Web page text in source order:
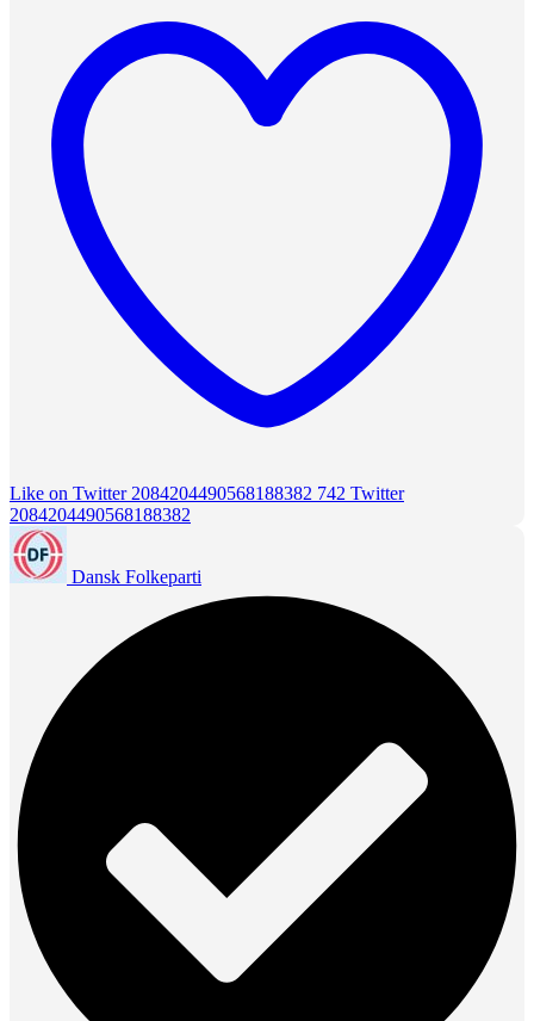
Like on Twitter 2084204490568188382 742 Twitter
2084204490568188382
Dansk Folkeparti